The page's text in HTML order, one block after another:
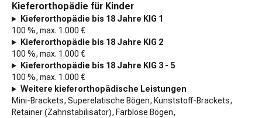
Kieferorthopädie für Kinder
Kieferorthopädie bis 18 Jahre KIG 1
100 %, max. 1.000 €
Kieferorthopädie bis 18 Jahre KIG 2
100 %, max. 1.000 €
Kieferorthopädie bis 18 Jahre KIG 3 - 5
100 %, max. 1.000 €
Weitere kieferorthopädische Leistungen
Mini-Brackets, Superelatische Bögen, Kunststoff-Brackets,
Retainer (Zahnstabilisator), Farblose Bögen,